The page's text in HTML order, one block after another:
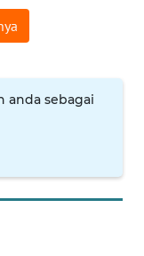
anda sebagai